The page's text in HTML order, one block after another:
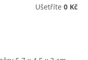
Ušetříte 0 Kč